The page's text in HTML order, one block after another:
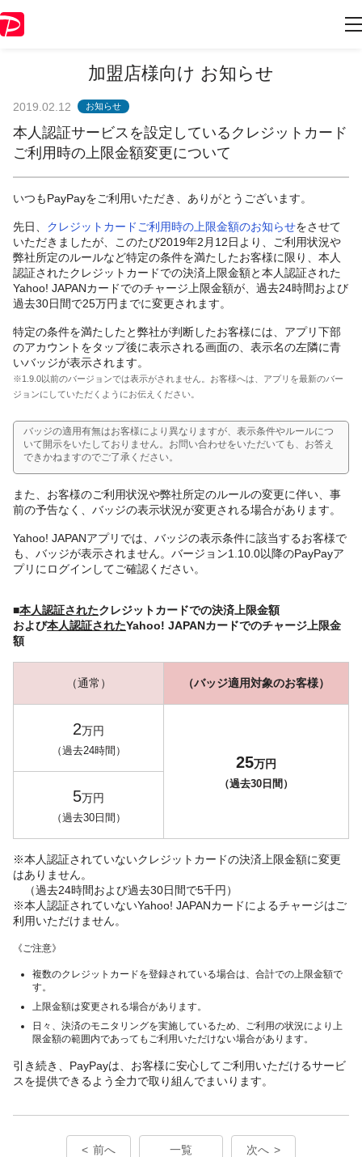
加盟店様向け お知らせ
2019.02.12 お知らせ
本人認証サービスを設定しているクレジットカード
ご利用時の上限金額変更について
いつもPayPayをご利用いただき、ありがとうございます。
先日、 クレジットカードご利用時の上限金額のお知らせをさせて
いただきましたが、このたび2019年2月12日より、ご利用状況や
弊社所定のルールなど特定の条件を満たしたお客様に限り、本人
認証されたクレジットカードでの決済上限金額と本人認証された
Yahoo! JAPANカードでのチャージ上限金額が、過去24時間および
過去30日間で25万円までに変更されます。
特定の条件を満たしたと弊社が判断したお客様には、アプリ下部
のアカウントをタップ後に表示される画面の、表示名の左隣に青
いバッジが表示されます。
※1.9.0以前のバージョンでは表示がされません。お客様へは、アプリを最新のバー
ジョンにしていただくようにお伝えください。
バッジの適用有無はお客様により異なりますが、表示条件やルールにつ
いて開示をいたしておりません。お問い合わせをいただいても、お答え
できかねますのでご了承ください。
また、お客様のご利用状況や弊社所定のルールの変更に伴い、事
前の予告なく、バッジの表示状況が変更される場合があります。
Yahoo! JAPANアプリでは、バッジの表示条件に該当するお客様で
も、バッジが表示されません。バージョン1.10.0以降のPayPayア
プリにログインしてご確認ください。
■本人認証されたクレジットカードでの決済上限金額
および本人認証されたYahoo! JAPANカードでのチャージ上限金
額
（通常） （バッジ適用対象のお客様）
2万円
（過去24時間）
25万円
（過去30日間）
5万円
（過去30日間）
※本人認証されていないクレジットカードの決済上限金額に変更
はありません。
（過去24時間および過去30日間で5千円）
※本人認証されていないYahoo! JAPANカードによるチャージはご
利用いただけません。
《ご注意》
複数のクレジットカードを登録されている場合は、合計での上限金額で
す。
上限金額は変更される場合があります。
日々、決済のモニタリングを実施しているため、ご利用の状況により上
限金額の範囲内であってもご利用いただけない場合があります。
引き続き、PayPayは、お客様に安心してご利用いただけるサービ
スを提供できるよう全力で取り組んでまいります。
前へ 一覧 次へ